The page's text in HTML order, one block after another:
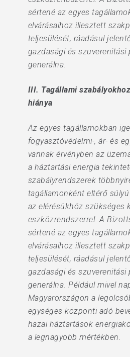
sértené az egyes
elvárásaihoz illesztett
teljesülését, ráadásul
gazdasági és szuverenitási
generálna.
III. Tagállami
hiánya
Az egyes tagállamokban
fogyasztóvédelmi-, ár- és
vannak érvényben az
a háztartási energia
szabályrendszerek
tagállamonként eltérő
az elérésükhöz szükséges
eszközrendszerrel. A
sértené az egyes
elvárásaihoz illesztett
teljesülését, ráadásul
gazdasági és szuverenitási
generálna. Például mivel
Magyarországon a
egységes központi adó
hazai háztartások
a legnagyobb mértékben.